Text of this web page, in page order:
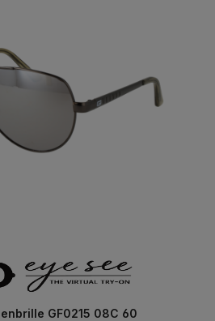
GF0215 08C 60